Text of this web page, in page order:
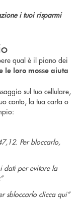
i tuoi risparmi
qual è il piano dei
le loro mosse aiuta
sul tuo cellulare,
conto, la tua carta o
Per bloccarlo,
dati per evitare la
sbloccarlo clicca qui”